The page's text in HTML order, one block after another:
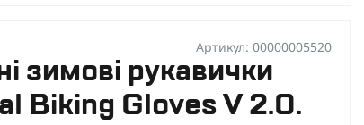
Артикул: 00000005520
зимові рукавички
Biking Gloves V 2.0.